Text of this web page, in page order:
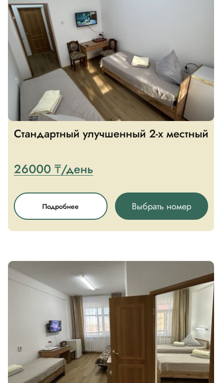
Стандартный улучшенный 2-х местный
26000 ₸/день
Подробнее Выбрать номер